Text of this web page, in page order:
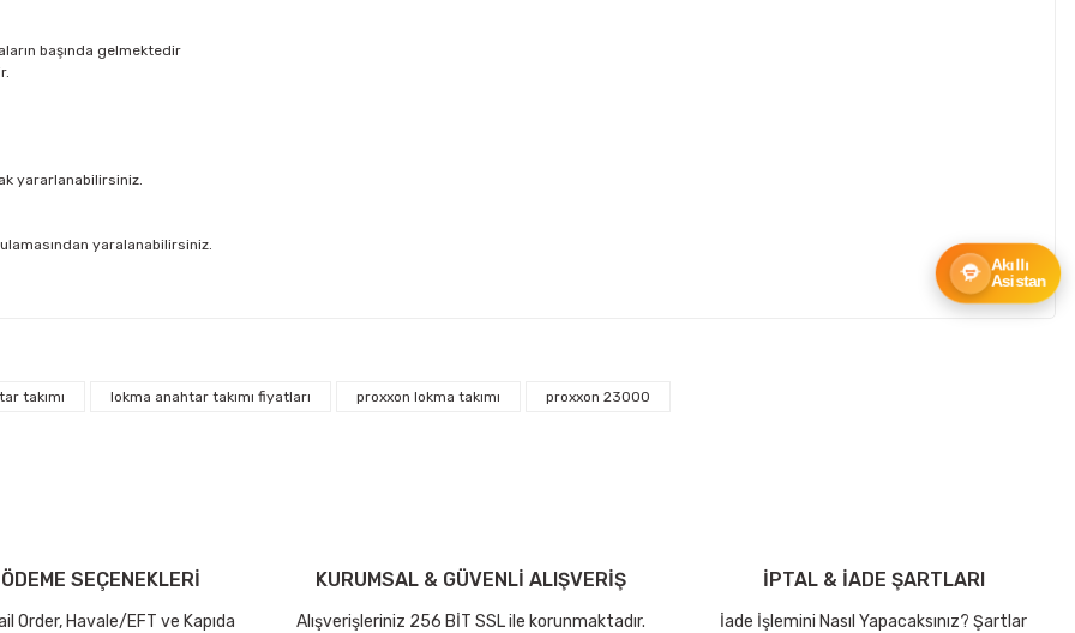
başında gelmektedir
yararlanabilirsiniz.
yaralanabilirsiniz.
Bu ürüne ilk yorumu siz yapın!
takımı lokma anahtar takımı fiyatları proxxon lokma takımı proxxon 23000
SEÇENEKLERİ
Order, Havale/EFT ve Kapıda
KURUMSAL & GÜVENLİ ALIŞVERİŞ
Alışverişleriniz 256 BİT SSL ile korunmaktadır.
İPTAL & İADE ŞARTLARI
İade İşlemini Nasıl Yapacaksınız? Şartlar
Akıllı
Asistan